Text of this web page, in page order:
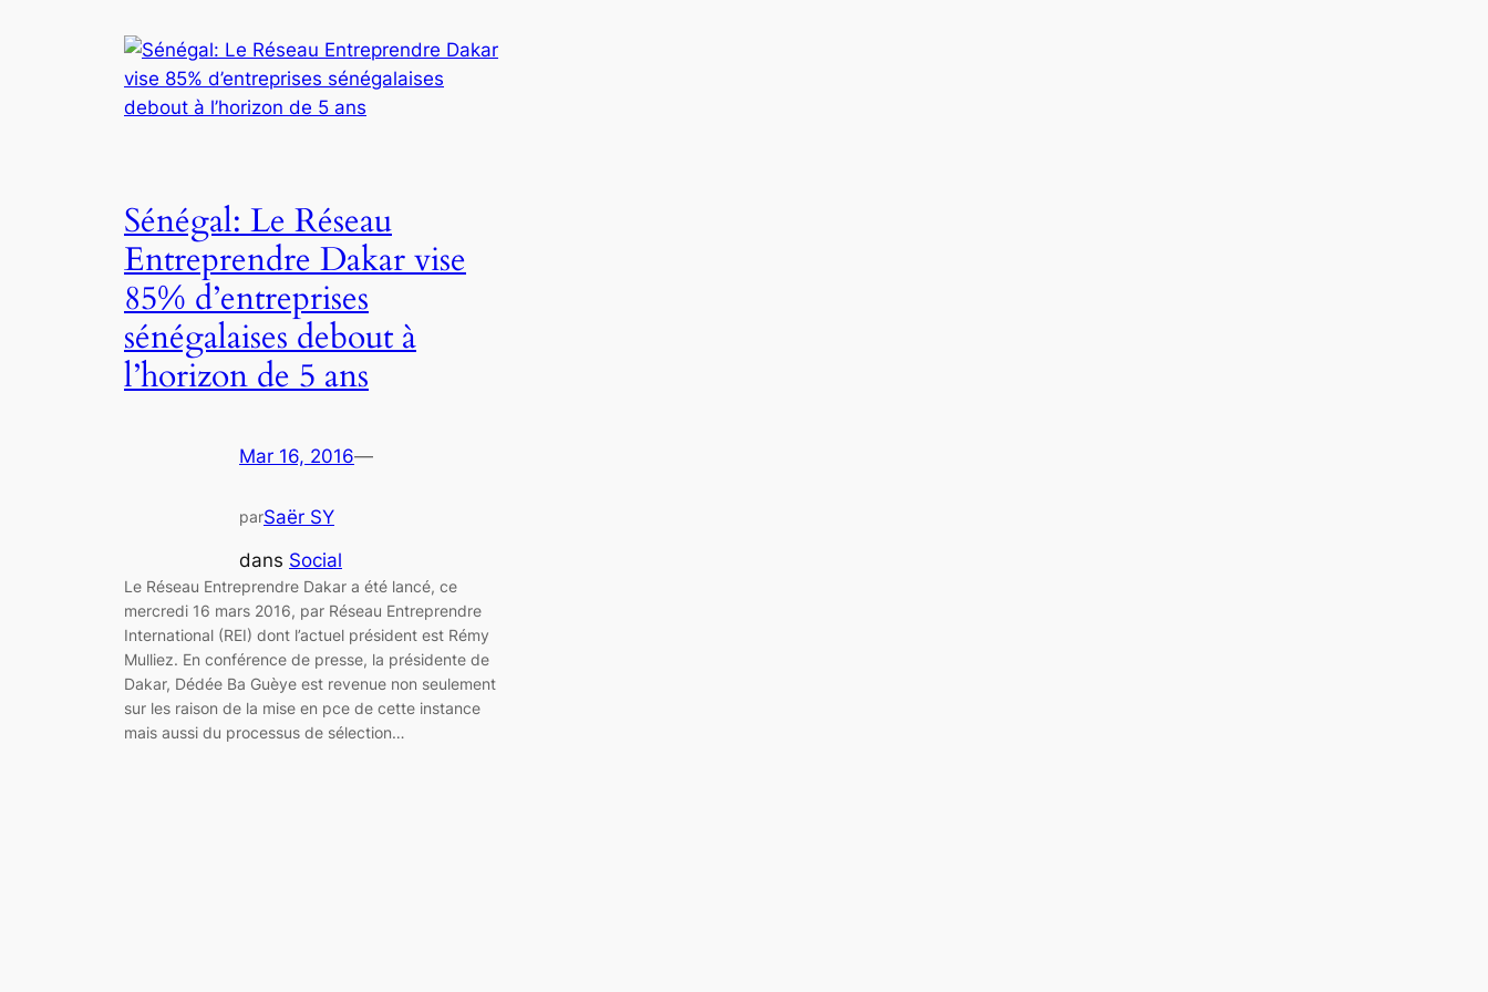
Sénégal: Le Réseau
Entreprendre Dakar vise
85% d’entreprises
sénégalaises debout à
l’horizon de 5 ans
Mar 16, 2016—
parSaër SY
dans Social
Le Réseau Entreprendre Dakar a été lancé, ce
mercredi 16 mars 2016, par Réseau Entreprendre
International (REI) dont l’actuel président est Rémy
Mulliez. En conférence de presse, la présidente de
Dakar, Dédée Ba Guèye est revenue non seulement
sur les raison de la mise en pce de cette instance
mais aussi du processus de sélection…